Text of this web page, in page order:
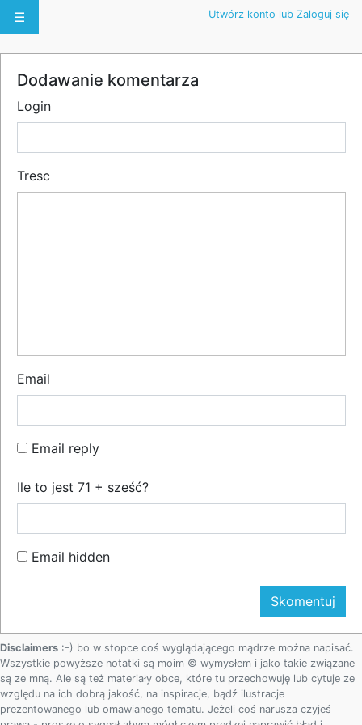
☰ Utwórz konto lub Zaloguj się
Dodawanie komentarza
Login
Tresc
Email
Email reply
Ile to jest 71 + sześć?
Email hidden
Disclaimers :-) bo w stopce coś wyglądającego mądrze można napisać.
Wszystkie powyższe notatki są moim © wymysłem i jako takie związane
są ze mną. Ale są też materiały obce, które tu przechowuję lub cytuje ze
względu na ich dobrą jakość, na inspiracje, bądź ilustracje
prezentowanego lub omawianego tematu. Jeżeli coś narusza czyjeś